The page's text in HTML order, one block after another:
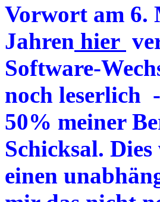
Vorwort am 6.
Jahren hier
Software-
noch leserlich
50% meiner
Schicksal.
einen